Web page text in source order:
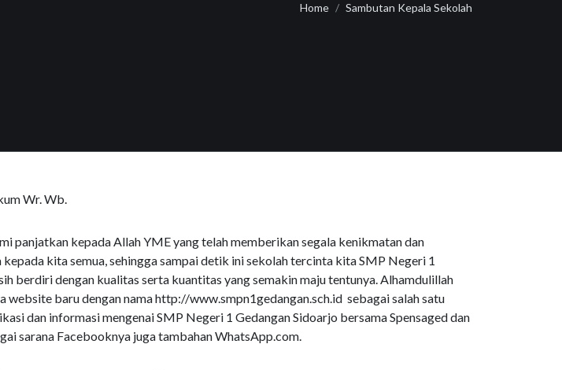
Home Sambutan Kepala Sekolah
Wr. Wb.
panjatkan kepada Allah YME yang telah memberikan segala kenikmatan dan
kita semua, sehingga sampai detik ini sekolah tercinta kita SMP Negeri 1
berdiri dengan kualitas serta kuantitas yang semakin maju tentunya. Alhamdulillah
website baru dengan nama http://www.smpn1gedangan.sch.id sebagai salah satu
dan informasi mengenai SMP Negeri 1 Gedangan Sidoarjo bersama Spensaged dan
sarana Facebooknya juga tambahan WhatsApp.com.